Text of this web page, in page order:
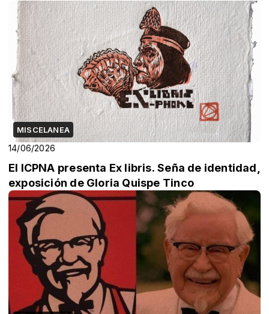
MISCELANEA
14/06/2026
El ICPNA presenta Ex libris. Seña de identidad,
exposición de Gloria Quispe Tinco